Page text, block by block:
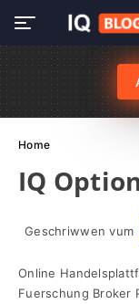
Home
IQ
Geschriwwen vum
Online
Fuerschung Broker